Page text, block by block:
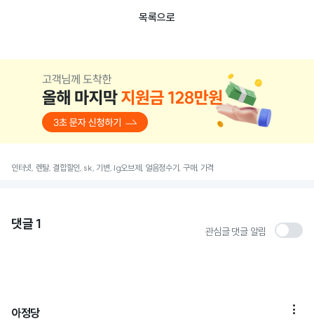
목록으로
인터넷, 렌탈, 결합할인, sk, 기변, lg오브제, 얼음정수기, 구매, 가격
댓글 1 관심글 댓글 알림
아정당 